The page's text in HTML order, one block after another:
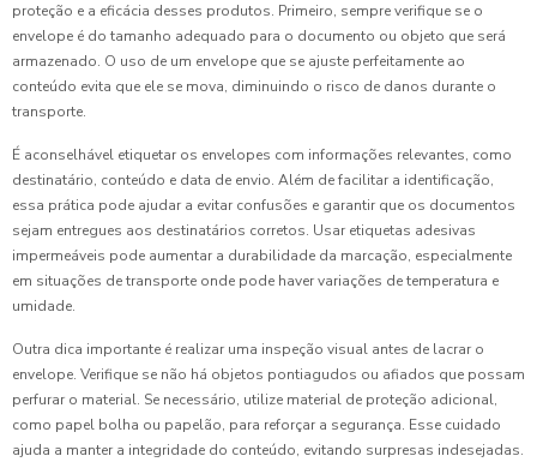
proteção e a eficácia desses produtos. Primeiro, sempre verifique se o
envelope é do tamanho adequado para o documento ou objeto que será
armazenado. O uso de um envelope que se ajuste perfeitamente ao
conteúdo evita que ele se mova, diminuindo o risco de danos durante o
transporte.
É aconselhável etiquetar os envelopes com informações relevantes, como
destinatário, conteúdo e data de envio. Além de facilitar a identificação,
essa prática pode ajudar a evitar confusões e garantir que os documentos
sejam entregues aos destinatários corretos. Usar etiquetas adesivas
impermeáveis pode aumentar a durabilidade da marcação, especialmente
em situações de transporte onde pode haver variações de temperatura e
umidade.
Outra dica importante é realizar uma inspeção visual antes de lacrar o
envelope. Verifique se não há objetos pontiagudos ou afiados que possam
perfurar o material. Se necessário, utilize material de proteção adicional,
como papel bolha ou papelão, para reforçar a segurança. Esse cuidado
ajuda a manter a integridade do conteúdo, evitando surpresas indesejadas.